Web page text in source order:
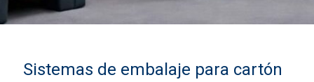
Sistemas de embalaje para cartón